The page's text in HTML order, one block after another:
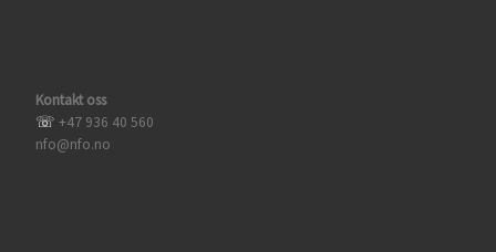
Kontakt oss
☏ +47 936 40 560
nfo@nfo.no